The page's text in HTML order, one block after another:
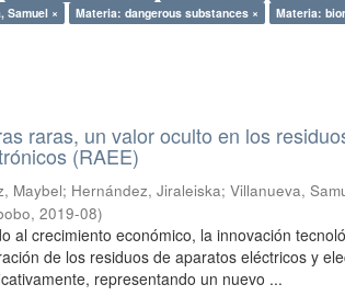
Samuel × Materia: dangerous substances × Materia:
raras, un valor oculto en los
(RAEE)
Maybel; Hernández, Jiraleiska;Villanueva,
,2019-08)
al crecimiento económico, la innovación
de los residuos de aparatos eléctricos y
representando un nuevo ...